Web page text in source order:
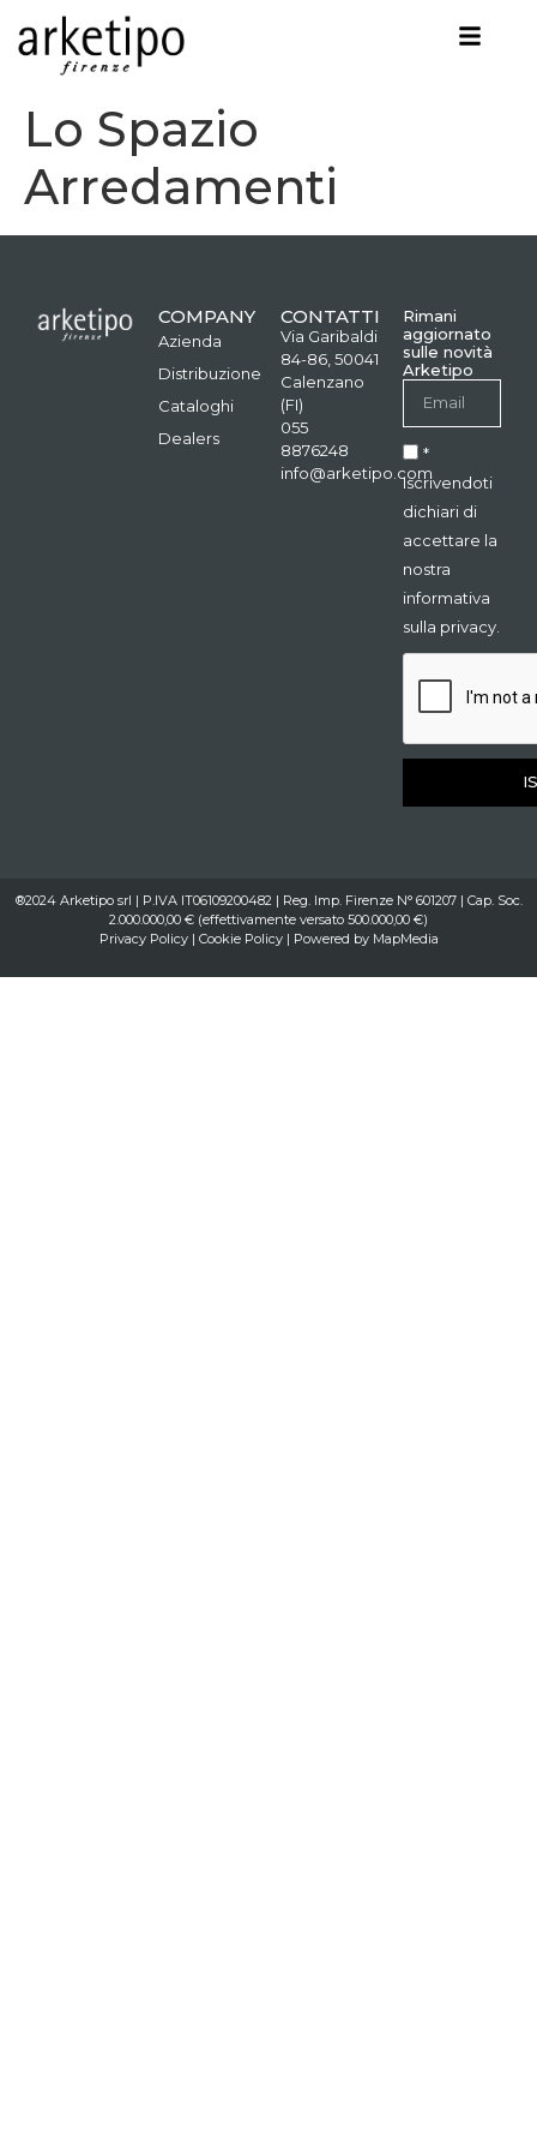
Lo Spazio
Arredamenti
COMPANY
Azienda
Distribuzione
Cataloghi
Dealers
CONTATTI
Via Garibaldi
84-86, 50041
Calenzano
(FI)
055
8876248
info@arketipo.com
Rimani
aggiornato
sulle novità
Arketipo
*
Iscrivendoti
dichiari di
accettare la
nostra
informativa
sulla privacy.
®2024 Arketipo srl | P.IVA IT06109200482 | Reg. Imp. Firenze N° 601207 | Cap. Soc.
2.000.000,00 € (effettivamente versato 500.000,00 €)
Privacy Policy| Cookie Policy| Powered by MapMedia